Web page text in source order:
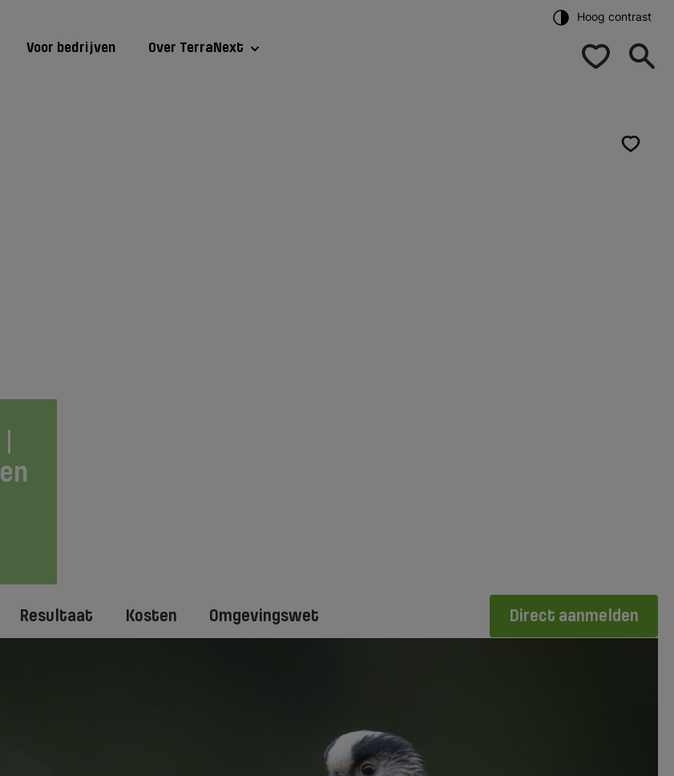
Voor bedrijven Over TerraNext
Hoog contrast
Resultaat Kosten Omgevingswet Direct aanmelden
Natuurbescherming binnen de Omgevingswet
opzichters en uitvoerders in het